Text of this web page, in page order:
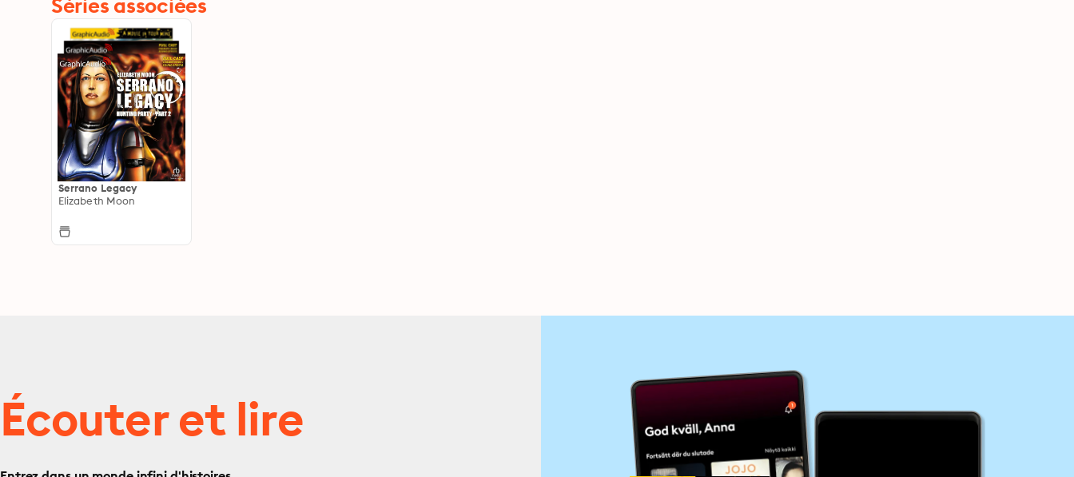
Serrano Legacy
Elizabeth Moon
Écouter et lire